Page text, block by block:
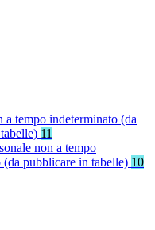
a tempo indeterminato (da
11
non a tempo
(da pubblicare in tabelle) 10